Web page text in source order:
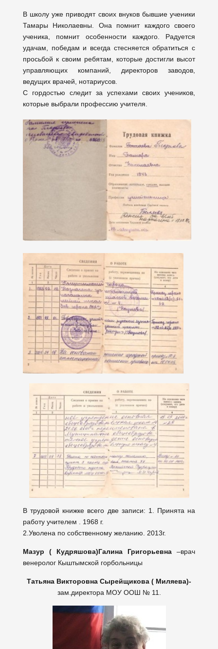
В школу уже приводят своих внуков бывшие ученики
Тамары Николаевны. Она помнит каждого своего
ученика, помнит особенности каждого. Радуется
удачам, победам и всегда стесняется обратиться с
просьбой к своим ребятам, которые достигли высот
управляющих компаний, директоров заводов,
ведущих врачей, нотариусов.
С гордостью следит за успехами своих учеников,
которые выбрали профессию учителя.
В трудовой книжке всего две записи: 1. Принята на
работу учителем . 1968 г.
2.Уволена по собственному желанию. 2013г.
Мазур ( Кудряшова)Галина Григорьевна –врач
венеролог Кыштымской горбольницы
Татьяна Викторовна Сырейщикова ( Миляева)-
зам.директора МОУ ООШ № 11.